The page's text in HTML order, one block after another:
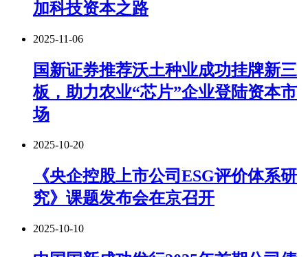
加科技资本之路
2025-11-06
国新证券推荐沃土种业成功挂牌新三
板，助力农业“芯片”企业登陆资本市
场
2025-10-20
《央企控股上市公司ESG评价体系研
究》课题发布会在京召开
2025-10-10